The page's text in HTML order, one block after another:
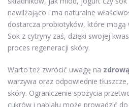
nawilżająco i ma naturalne
dostarcza probiotyków, które mogą
Sok z cytryny zaś, dzięki swojej
proces regeneracji skóry.
Warto też zwrócić uwagę na
warzywa oraz odpowiednie
skóry. Ograniczenie spożycia
cukrów i nabiału może prowadzić